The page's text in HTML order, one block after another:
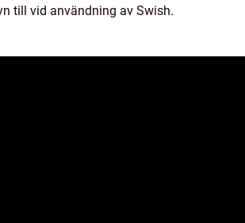
till vid användning av Swish.